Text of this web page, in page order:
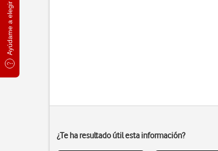
Ayúdame a elegir
¿Te ha resultado útil esta información?